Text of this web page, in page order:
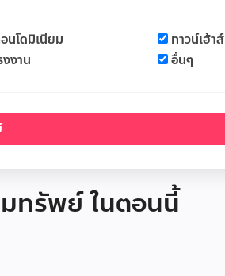
นโดมิเนียม
ทาวน์เฮ้าส์
งงาน อื่นๆ
มทรัพย์ ในตอนนี้